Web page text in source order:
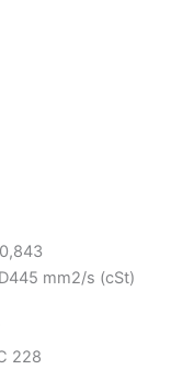
mm2/s (cSt)
228